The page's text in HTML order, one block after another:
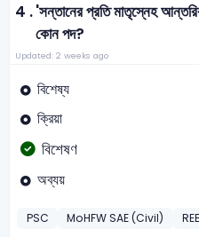
4 .'সন্তানের প্রতি মাতৃস্নেহ
কোন পদ?
Updated: 2 weeks ago
বিশেষ্য
ক্রিয়া
বিশেষণ
অব্যয়
PSC MoHFW SAE (Civil)